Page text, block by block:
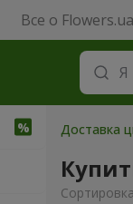
Все о Flowers.ua
Доставка